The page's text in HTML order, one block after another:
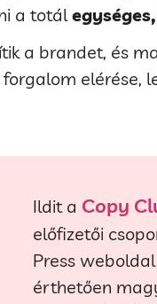
a totál
a brandet, és
elérése,
Ildit a Copy
előfizetői
Press
érthetően